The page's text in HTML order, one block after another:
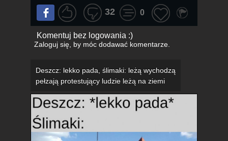
32 0
Komentuj bez logowania :)
Zaloguj się, by móc dodawać komentarze.
Deszcz: lekko pada, ślimaki: leżą wychodzą
pełzają protestujący ludzie leżą na ziemi